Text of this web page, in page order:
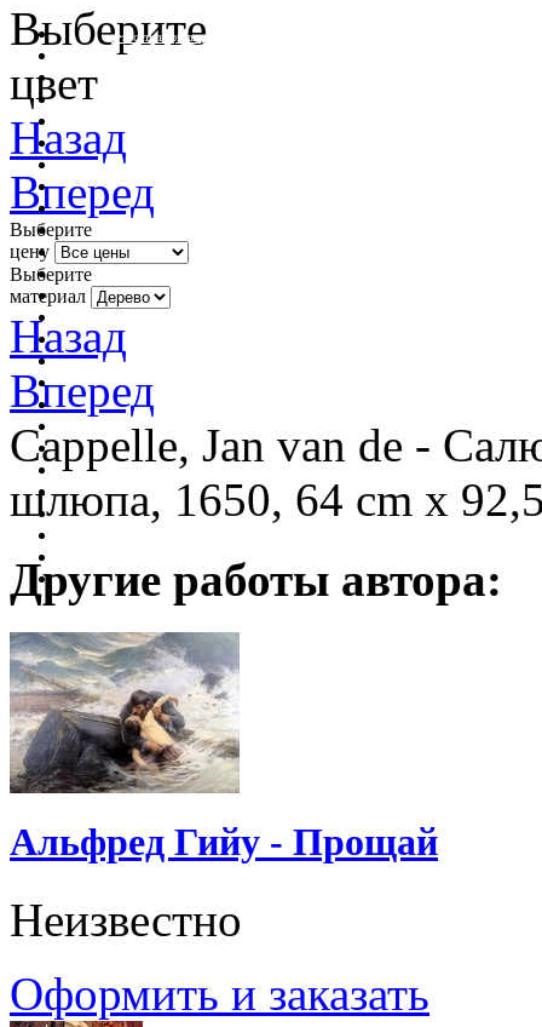
очистить фильтр цвета
Выберите
цвет
Назад
Вперед
Выберите
цену
Выберите
материал
Назад
Вперед
Cappelle, Jan van de -
шлюпа, 1650, 64 cm х
Другие работы автора:
Альфред Гийу - Прощай
Неизвестно
Оформить и заказать